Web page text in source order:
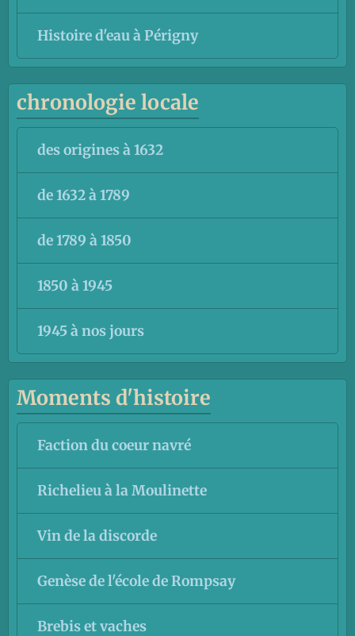
Histoire d'eau à Périgny
chronologie locale
des origines à 1632
de 1632 à 1789
de 1789 à 1850
1850 à 1945
1945 à nos jours
Moments d'histoire
Faction du coeur navré
Richelieu à la Moulinette
Vin de la discorde
Genèse de l'école de Rompsay
Brebis et vaches